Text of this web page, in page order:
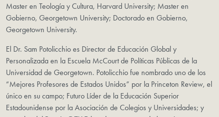
Master en Teología y Cultura, Harvard University; Master en
Gobierno, Georgetown University; Doctorado en Gobierno,
Georgetown University.
El Dr. Sam Potolicchio es Director de Educación Global y
Personalizada en la Escuela McCourt de Políticas Públicas de la
Universidad de Georgetown. Potolicchio fue nombrado uno de los
“Mejores Profesores de Estados Unidos” por la Princeton Review, el
único en su campo; Futuro Líder de la Educación Superior
Estadounidense por la Asociación de Colegios y Universidades; y